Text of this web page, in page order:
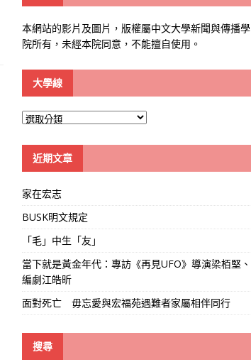
本網站的影片及圖片，版權屬中文大學新聞與傳播學
院所有，未經本院同意，不能擅自使用。
大學線
大
線
近期文章
家在宏志
BUSK明文規定
「毛」中生「友」
當下就是黃金年代：專訪《再見UFO》導演梁栢堅、
編劇江皓昕
面對死亡 毋忘愛與宏福苑遇難者家屬相伴同行
搜尋